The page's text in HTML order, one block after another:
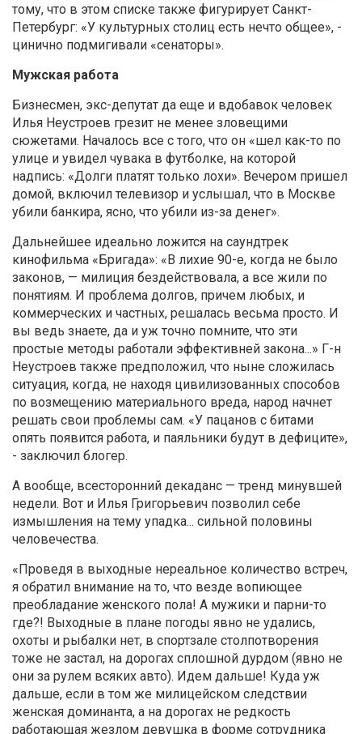
тому, что в этом списке также фигурирует Санкт-
Петербург: «У культурных столиц есть нечто общее», -
цинично подмигивали «сенаторы».
Мужская работа
Бизнесмен, экс-депутат да еще и вдобавок человек
Илья Неустроев грезит не менее зловещими
сюжетами. Началось все с того, что он «шел как-то по
улице и увидел чувака в футболке, на которой
надпись: «Долги платят только лохи». Вечером пришел
домой, включил телевизор и услышал, что в Москве
убили банкира, ясно, что убили из-за денег».
Дальнейшее идеально ложится на саундтрек
кинофильма «Бригада»: «В лихие 90-е, когда не было
законов, — милиция бездействовала, а все жили по
понятиям. И проблема долгов, причем любых, и
коммерческих и частных, решалась весьма просто. И
вы ведь знаете, да и уж точно помните, что эти
простые методы работали эффективней закона...» Г-н
Неустроев также предположил, что ныне сложилась
ситуация, когда, не находя цивилизованных способов
по возмещению материального вреда, народ начнет
решать свои проблемы сам. «У пацанов с битами
опять появится работа, и паяльники будут в дефиците»,
- заключил блогер.
А вообще, всесторонний декаданс — тренд минувшей
недели. Вот и Илья Григорьевич позволил себе
измышления на тему упадка... сильной половины
человечества.
«Проведя в выходные нереальное количество встреч,
я обратил внимание на то, что везде вопиющее
преобладание женского пола! А мужики и парни-то
где?! Выходные в плане погоды явно не удались,
охоты и рыбалки нет, в спортзале столпотворения
тоже не застал, на дорогах сплошной дурдом (явно не
они за рулем всяких авто). Идем дальше! Куда уж
дальше, если в том же милицейском следствии
женская доминанта, а на дорогах не редкость
работающая жезлом девушка в форме сотрудника